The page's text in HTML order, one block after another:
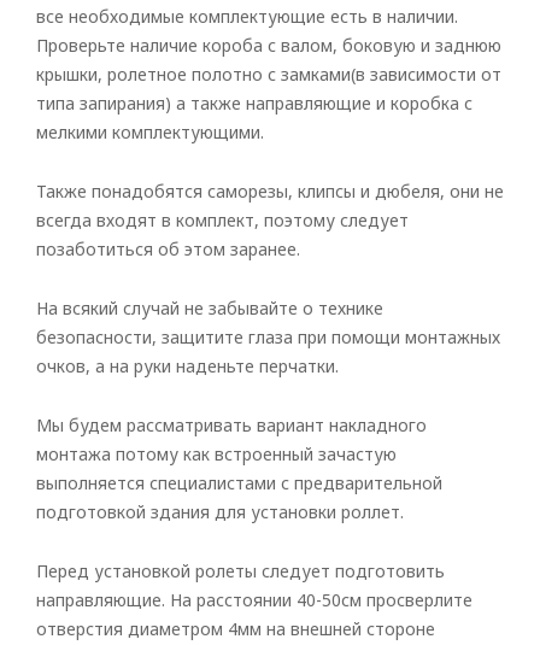
Rolled
Horizontal
Vertical
все необходимые комплектующие есть в наличии.
Проверьте наличие короба с валом, боковую и заднюю
крышки, ролетное полотно с замками(в зависимости от
типа запирания) а также направляющие и коробка с
мелкими комплектующими.
Также понадобятся саморезы, клипсы и дюбеля, они не
всегда входят в комплект, поэтому следует
позаботиться об этом заранее.
На всякий случай не забывайте о технике
безопасности, защитите глаза при помощи монтажных
очков, а на руки наденьте перчатки.
Мы будем рассматривать вариант накладного
монтажа потому как встроенный зачастую
выполняется специалистами с предварительной
подготовкой здания для установки роллет.
Перед установкой ролеты следует подготовить
направляющие. На расстоянии 40-50см просверлите
отверстия диаметром 4мм на внешней стороне